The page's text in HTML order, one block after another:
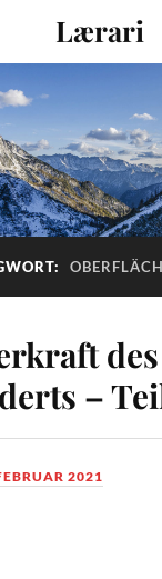
Lærari
des
–
2021